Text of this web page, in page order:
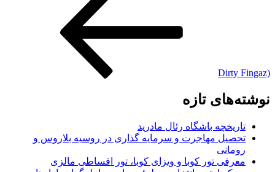
Dirty Fingaz)
نوشته‌های تازه
تاریخچه باشگاه رئال مادرید
تحصیل مهاجرت و سرمایه گذاری در روسیه بلاروس و
رومانی
معرفی تور کوبا و ویزای کوبا، تور اقساطی مالزی